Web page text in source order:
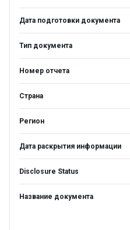
Дата подготовки документа
Тип документа
Номер отчета
Страна
Регион
Дата раскрытия информации
Disclosure Status
Название документа